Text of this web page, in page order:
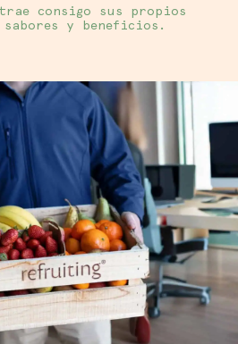
consigo sus propios
y beneficios.